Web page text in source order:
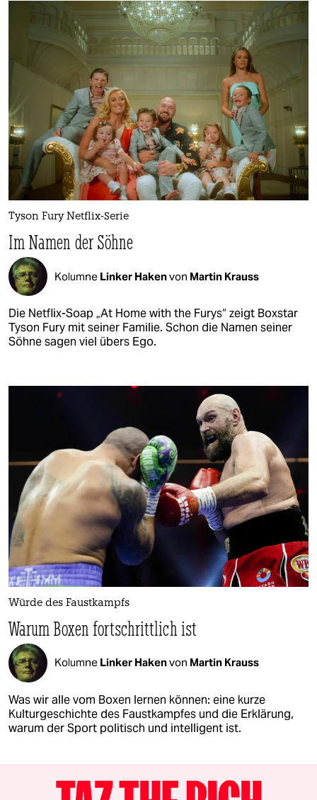
Tyson Fury Netflix-Serie
Im Namen der Söhne
Kolumne Linker Hakenvon Martin Krauss
Die Netflix-Soap „At Home with the Furys“ zeigt Boxstar
Tyson Fury mit seiner Familie. Schon die Namen seiner
Söhne sagen viel übers Ego.
Würde des Faustkampfs
Warum Boxen fortschrittlich ist
Kolumne Linker Hakenvon Martin Krauss
Was wir alle vom Boxen lernen können: eine kurze
Kulturgeschichte des Faustkampfes und die Erklärung,
warum der Sport politisch und intelligent ist.